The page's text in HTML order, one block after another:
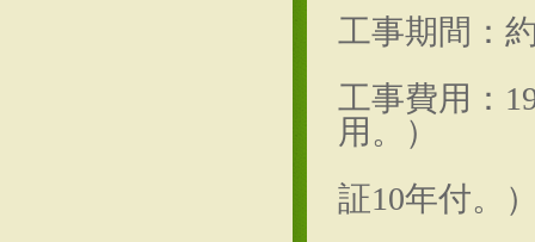
工事期間：
工事費用：
用。）
証10年付。